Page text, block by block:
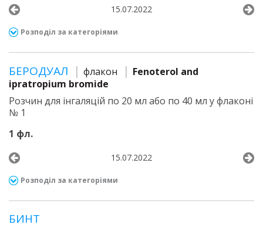
15.07.2022
Розподіл за категоріями
БЕРОДУАЛ флакон
Fenoterol and
ipratropium bromide
Розчин для інгаляцій по 20 мл або по 40 мл у флаконі
№ 1
1 фл.
15.07.2022
Розподіл за категоріями
БИНТ